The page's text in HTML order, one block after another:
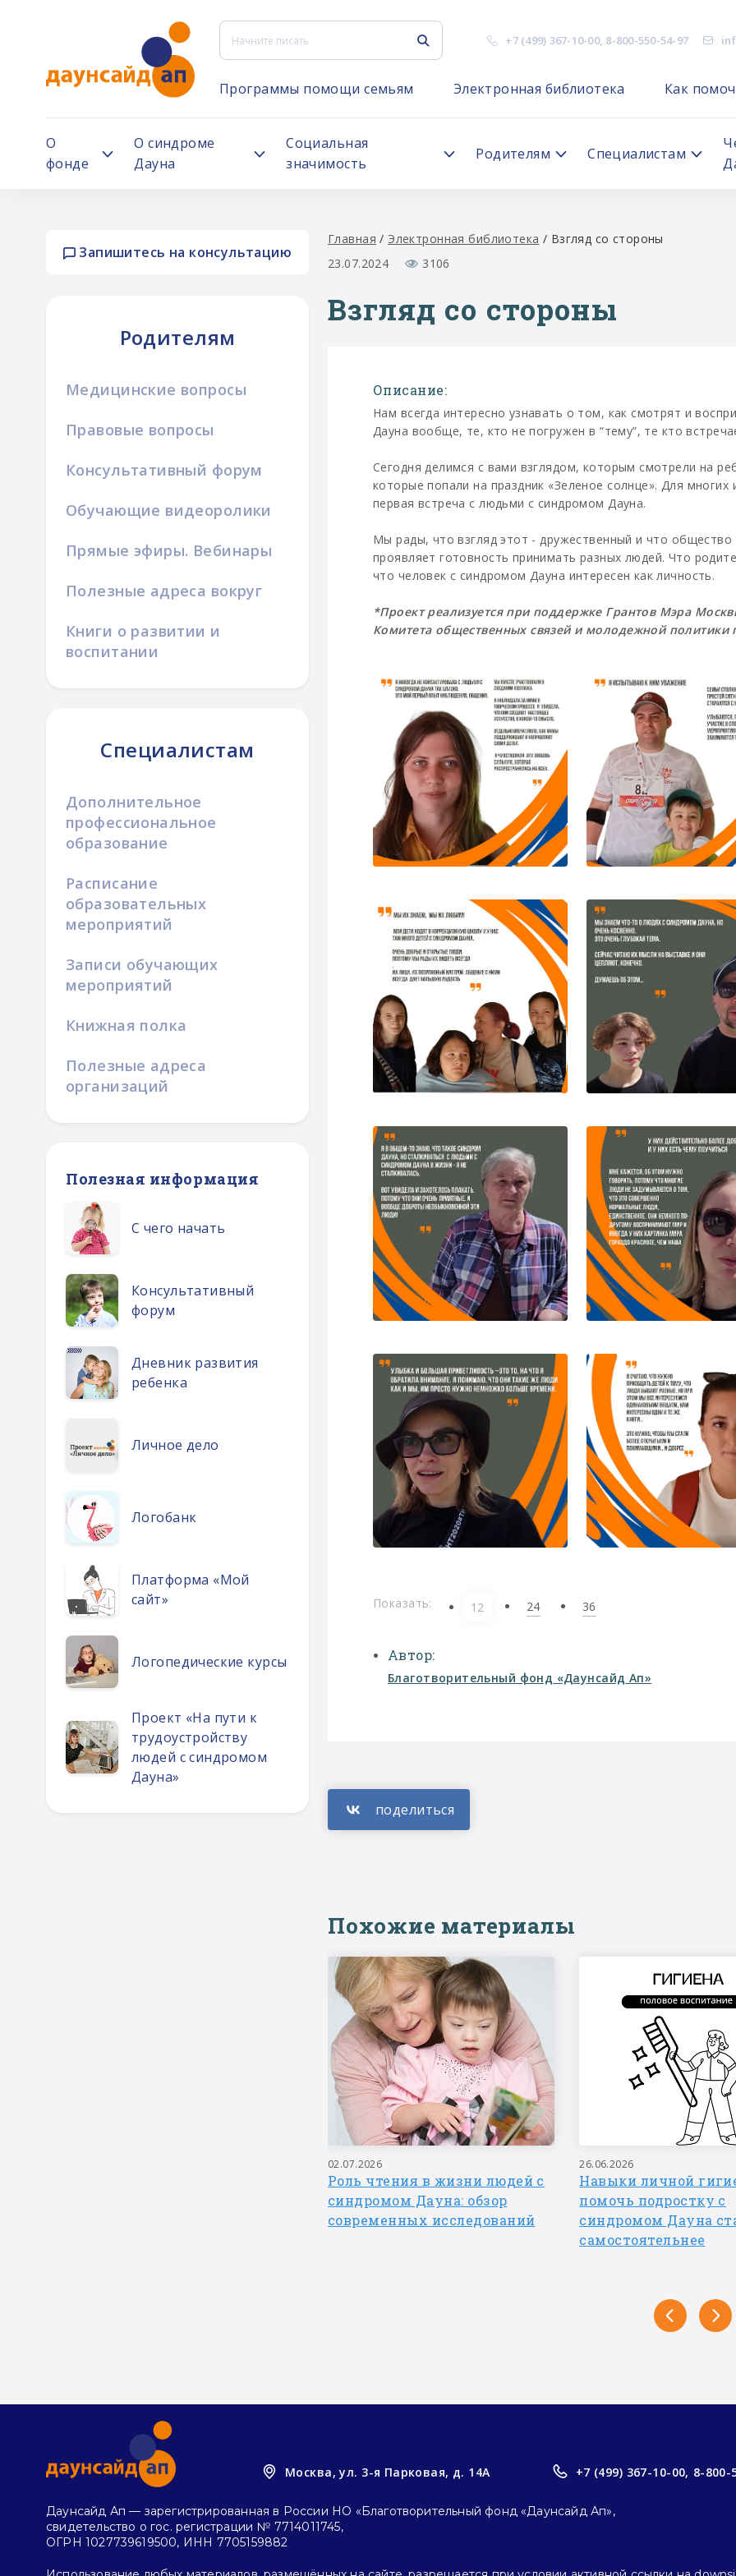
+7 (499) 367-10-00, 8-800-550-54-97
Программы помощи семьям Электронная библиотека Как
О
фонде
О синдроме
Дауна
Социальная
значимость
Родителям Специалистам
Запишитесь на консультацию
Родителям
Медицинские вопросы
Правовые вопросы
Консультативный форум
Обучающие видеоролики
Прямые эфиры. Вебинары
Полезные адреса вокруг
Книги о развитии и
воспитании
Специалистам
Дополнительное
профессиональное
образование
Расписание
образовательных
мероприятий
Записи обучающих
мероприятий
Книжная полка
Полезные адреса
организаций
Полезная информация
С чего начать
Консультативный
форум
Дневник развития
ребенка
Личное дело
Логобанк
Платформа «Мой
сайт»
Логопедические курсы
Проект «На пути к
трудоустройству
людей с синдромом
Дауна»
Главная / Электронная библиотека / Взгляд со стороны
23.07.2024
3106
Взгляд со стороны
Описание:
Нам всегда интересно узнавать о том, как смотрят и
Дауна вообще, те, кто не погружен в “тему”, те кто
Сегодня делимся с вами взглядом, которым смотрели на
которые попали на праздник «Зеленое солнце». Для
первая встреча с людьми с синдромом Дауна.
Мы рады, что взгляд этот - дружественный и что
проявляет готовность принимать разных людей. Что
что человек с синдромом Дауна интересен как личность.
*Проект реализуется при поддержке Грантов Мэра
Комитета общественных связей и молодежной политики
Показать: 12 24 36
Автор:
Благотворительный фонд «Даунсайд Ап»
Похожие материалы
02.07.2026
Роль чтения в жизни людей с
синдромом Дауна: обзор
современных исследований
26.06.2026
Навыки личной
помочь подростку с
синдромом Дауна
самостоятельнее
Москва, ул. 3-я Парковая, д. 14А +7 (499) 367-10-00, 8-800-
Даунсайд Ап — зарегистрированная в России НО «Благотворительный фонд «Даунсайд Ап»,
свидетельство о гос. регистрации № 7714011745,
ОГРН 1027739619500, ИНН 7705159882